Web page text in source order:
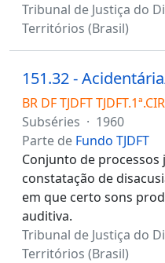
Tribunal de Justiça do
Territórios (Brasil)
BR DF TJDFT
Subséries · 1960
Parte de Fundo TJDFT
Conjunto de
constatação de
em que certo sons
auditiva.
Tribunal de Justiça do
Territórios (Brasil)